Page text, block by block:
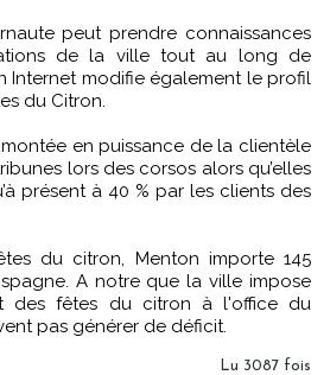
peut prendre connaissances
de la ville tout au long de
Internet modifie également le profil
du Citron.
en puissance de la clientèle
lors des corsos alors qu’elles
présent à 40 % par les clients des
du citron, Menton importe 145
A notre que la ville impose
des fêtes du citron à l'office du
pas générer de déficit.
Lu 3087 fois